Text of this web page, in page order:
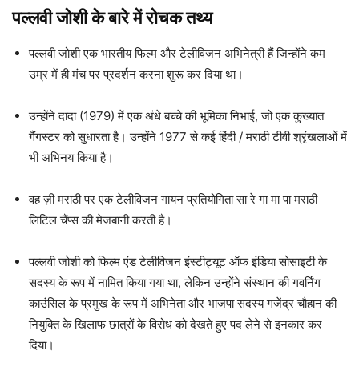
पल्लवी जोशी के बारे में रोचक तथ्य
पल्लवी जोशी एक भारतीय फिल्म और टेलीविजन अभिनेत्री हैं जिन्होंने कम
उम्र में ही मंच पर प्रदर्शन करना शुरू कर दिया था।
उन्होंने दादा (1979) में एक अंधे बच्चे की भूमिका निभाई, जो एक कुख्यात
गैंगस्टर को सुधारता है। उन्होंने 1977 से कई हिंदी / मराठी टीवी श्रृंखलाओं में
भी अभिनय किया है।
वह ज़ी मराठी पर एक टेलीविजन गायन प्रतियोगिता सा रे गा मा पा मराठी
लिटिल चैंप्स की मेजबानी करती है।
पल्लवी जोशी को फिल्म एंड टेलीविजन इंस्टीट्यूट ऑफ इंडिया सोसाइटी के
सदस्य के रूप में नामित किया गया था, लेकिन उन्होंने संस्थान की गवर्निंग
काउंसिल के प्रमुख के रूप में अभिनेता और भाजपा सदस्य गजेंद्र चौहान की
नियुक्ति के खिलाफ छात्रों के विरोध को देखते हुए पद लेने से इनकार कर
दिया।